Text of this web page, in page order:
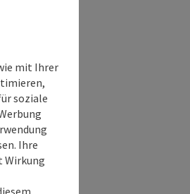
mit Ihrer
soziale
Ihre
Wirkung